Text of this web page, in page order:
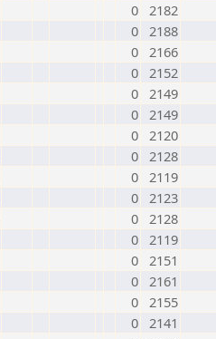
0 2182
0 2188
0 2166
0 2152
0 2149
0 2149
0 2120
0 2128
0 2119
0 2123
0 2128
0 2119
0 2151
0 2161
0 2155
0 2141